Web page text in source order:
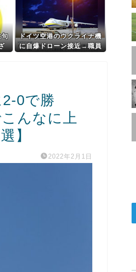
句
ドイツ空港のウクライナ機
に自爆ドローン接近→職員
0で勝
んなに上
】
2022年2月1日